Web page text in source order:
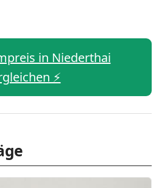
in Niederthai
⚡️